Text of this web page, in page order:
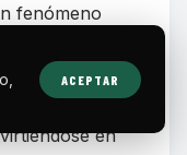
fenómeno
programas
cotidianas
en
ACEPTAR